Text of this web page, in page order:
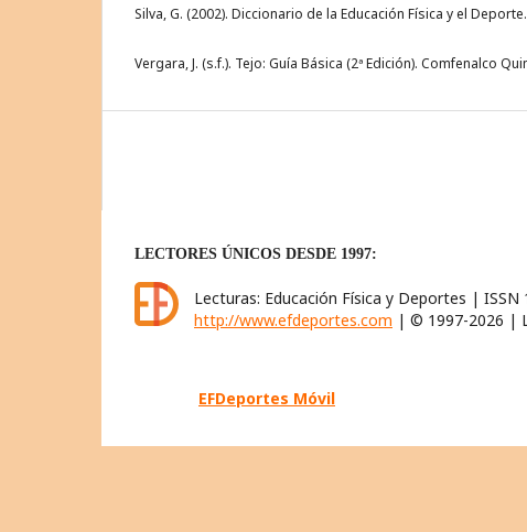
Silva, G. (2002). Diccionario de la Educación Física y el
Vergara, J. (s.f.). Tejo: Guía Básica (2ª Edición). Comfenalco
LECTORES ÚNICOS DESDE 1997:
Lecturas: Educación Física y Deportes |
http://www.efdeportes.com | © 1997-2026 |
EFDeportes Móvil